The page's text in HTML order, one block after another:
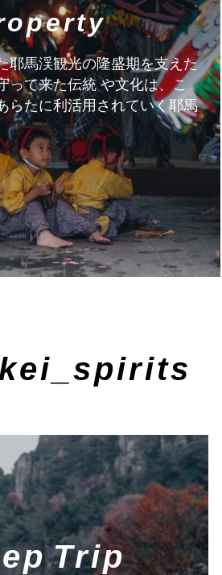
耶馬渓観光の隆盛期を支えた
って来た伝統 や文化は、こ
らたに利活用されていく耶馬
Trip